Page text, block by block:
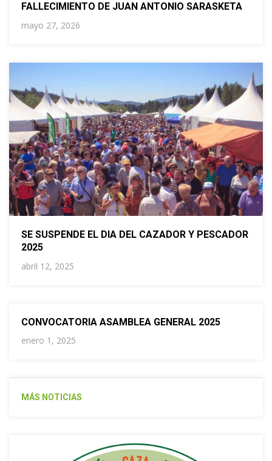
FALLECIMIENTO DE JUAN ANTONIO SARASKETA
mayo 27, 2026
SE SUSPENDE EL DIA DEL CAZADOR Y PESCADOR
2025
abril 12, 2025
CONVOCATORIA ASAMBLEA GENERAL 2025
enero 1, 2025
MÁS NOTICIAS